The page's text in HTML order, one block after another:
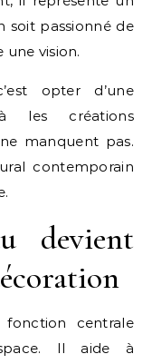
soit passionné de
vision.
opter d’une
les créations
manquent pas.
contemporain
devient
centrale
Il aide à